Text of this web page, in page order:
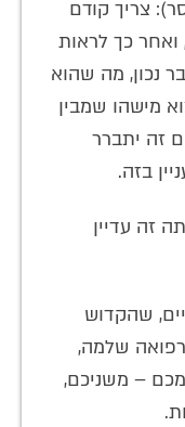
צריך קודם
ואחר כך לראות
נכון, מה שהוא
מישהו שמבין
זה יתברר
בזה.
זה עדיין
שהקדוש
רפואה שלמה,
– משניכם,